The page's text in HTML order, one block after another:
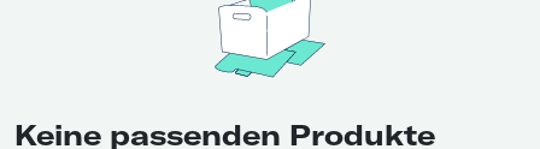
Keine passenden Produkte